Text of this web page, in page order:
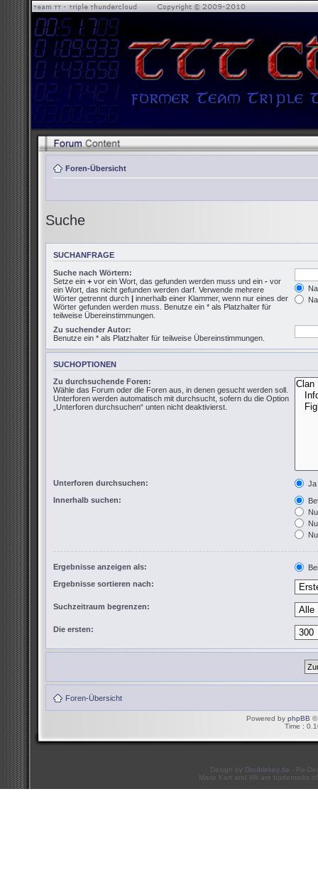
Foren-Übersicht
Suche
SUCHANFRAGE
Suche nach Wörtern:
Setze ein + vor ein Wort, das gefunden werden muss und ein - vor
ein Wort, das nicht gefunden werden darf. Verwende mehrere
Wörter getrennt durch | innerhalb einer Klammer, wenn nur eines der
Wörter gefunden werden muss. Benutze ein * als Platzhalter für
teilweise Übereinstimmungen.
Zu suchender Autor:
Benutze ein * als Platzhalter für teilweise Übereinstimmungen.
SUCHOPTIONEN
Zu durchsuchende Foren:
Wähle das Forum oder die Foren aus, in denen gesucht werden soll.
Unterforen werden automatisch mit durchsucht, sofern du die Option
„Unterforen durchsuchen“ unten nicht deaktivierst.
Unterforen durchsuchen:
Ja
Innerhalb suchen:
Ergebnisse anzeigen als:
Ergebnisse sortieren nach:
Suchzeitraum begrenzen:
Die ersten:
Foren-Übersicht
Powered by phpBB ©
Time :
Design by Doublekey.de - Re-
Mario Kart and Wii are trademarks